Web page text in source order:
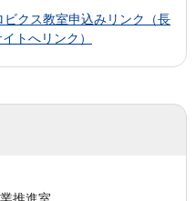
ビクス教室申込みリンク（長
トへリンク）